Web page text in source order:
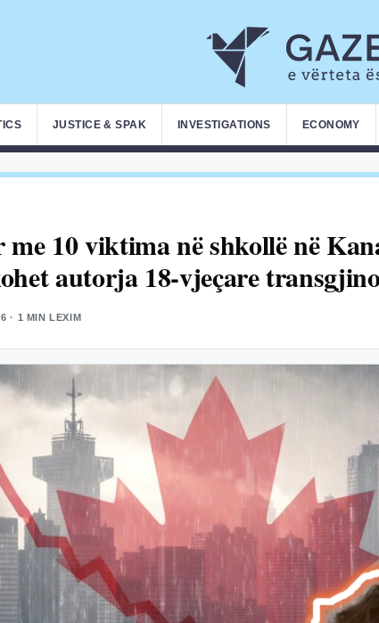
JUSTICE & SPAK INVESTIGATIONS ECONOMY
me 10 viktima në shkollë në
autorja 18-vjeçare
· 1 MIN LEXIM